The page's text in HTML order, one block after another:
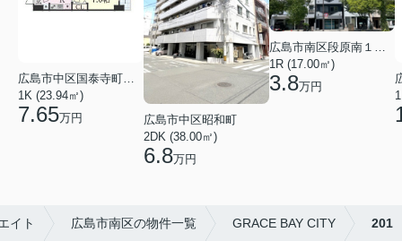
1K (23.94㎡)
7.65万円
広島市中区昭和町
2DK (38.00㎡)
6.8万円
1R (17.00㎡)
3.8万円
イト 広島市南区の物件一覧 GRACE BAY CITY 201